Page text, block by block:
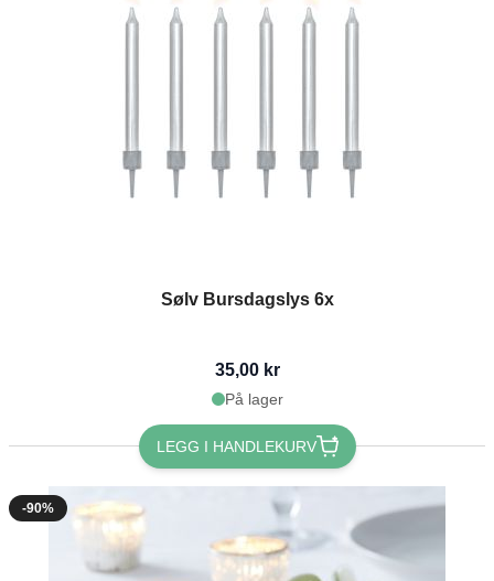
Sølv Bursdagslys 6x
35,00 kr
På lager
LEGG I HANDLEKURV
-90%